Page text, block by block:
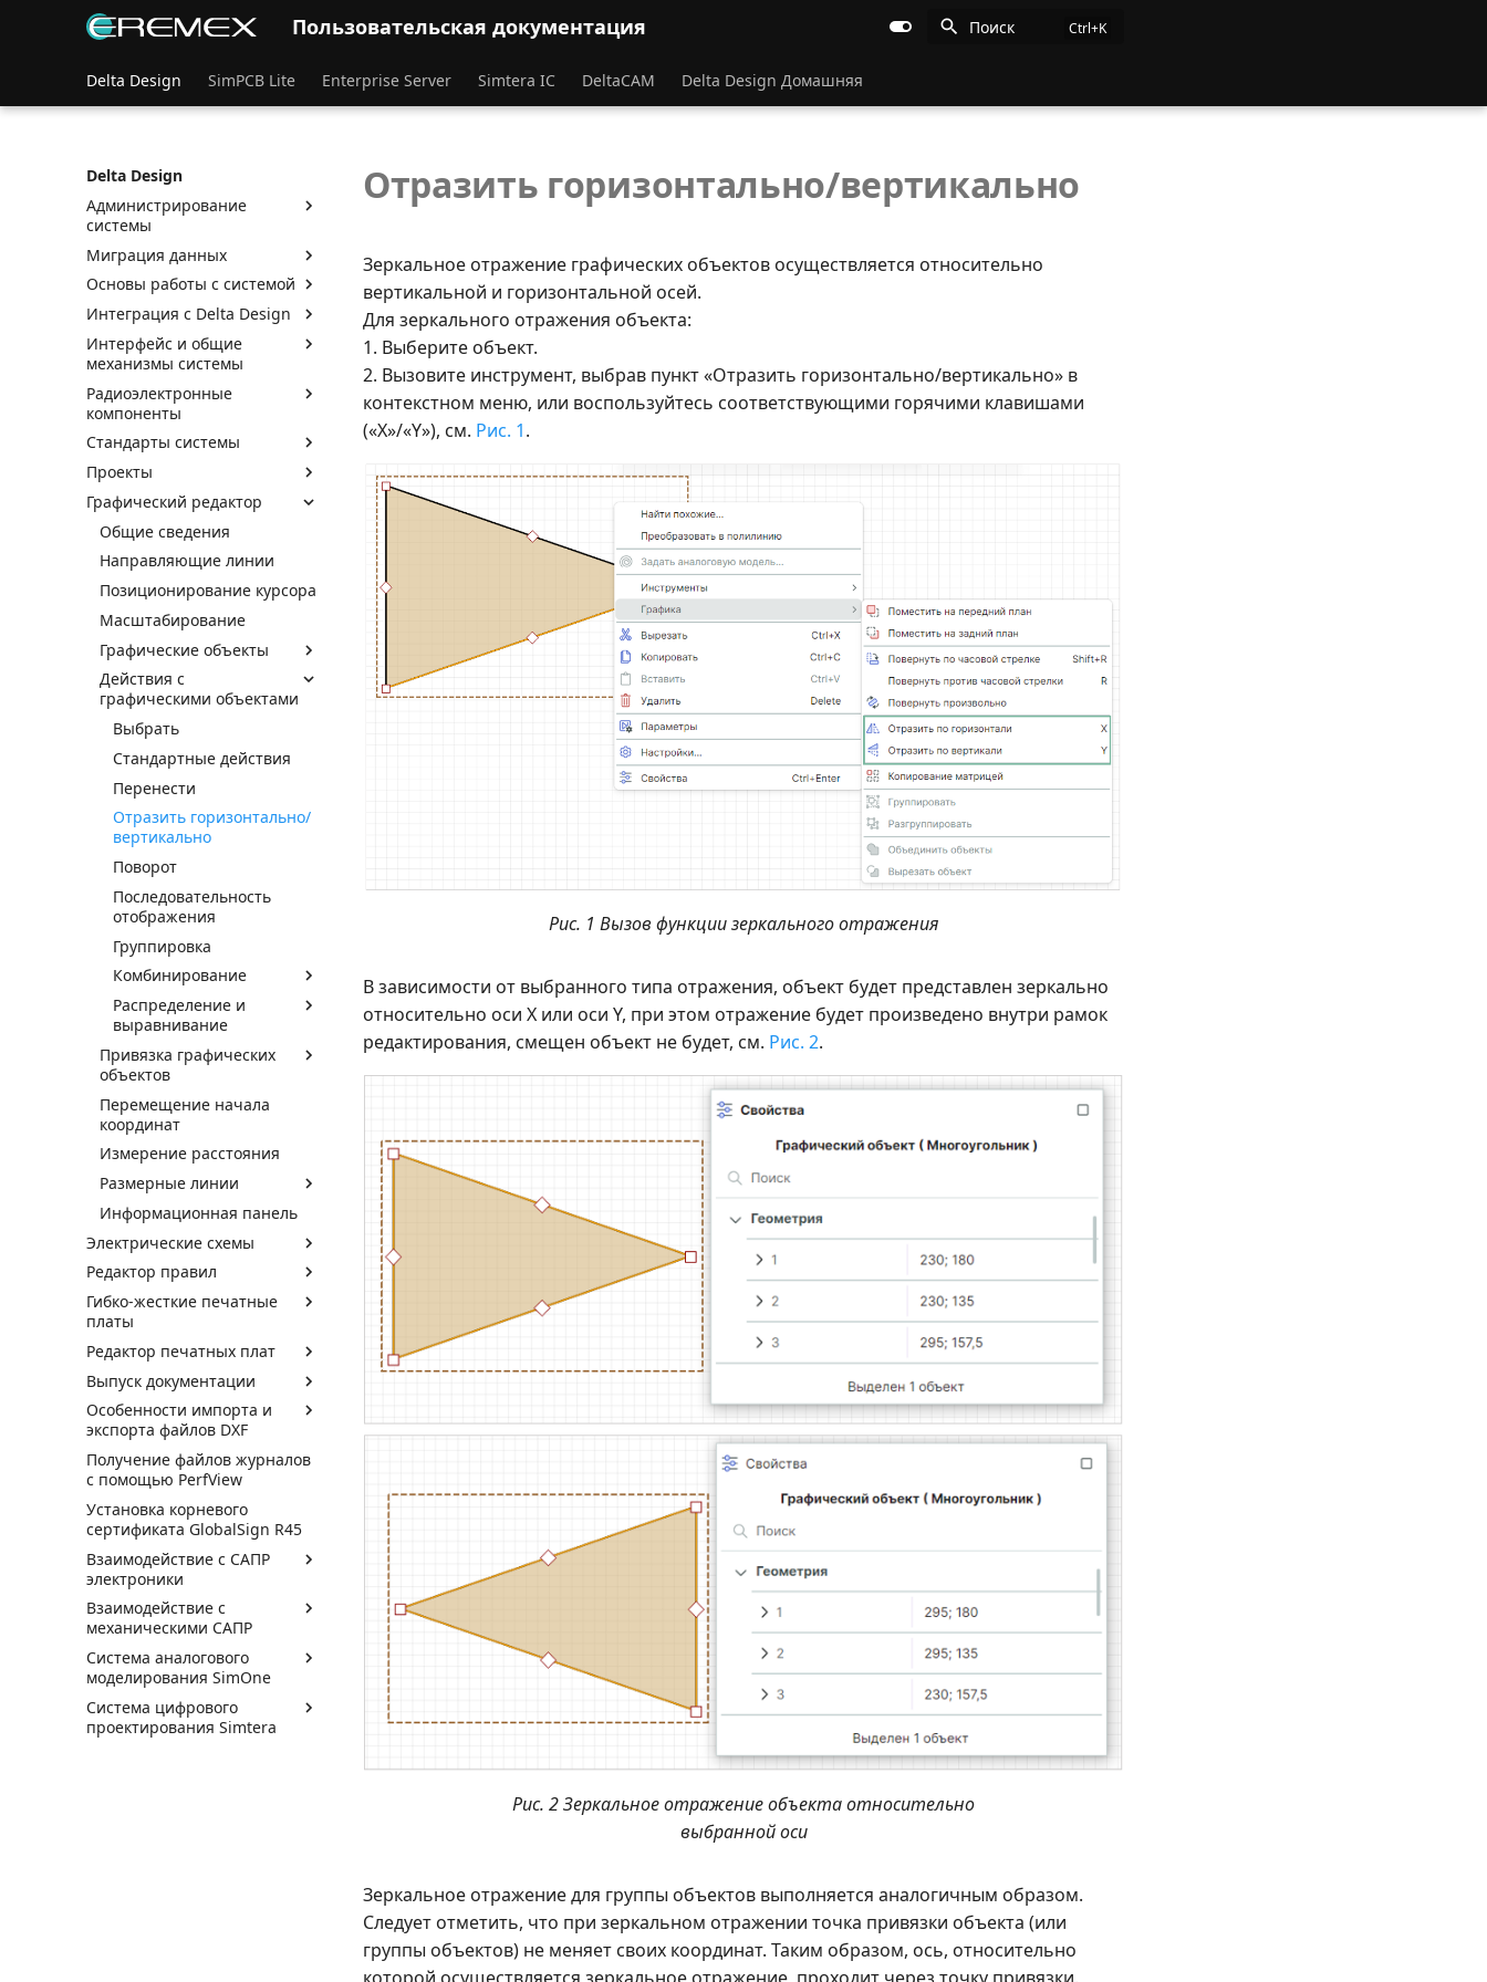
Пользовательская документация Поиск
Delta Design SimPCB Lite Enterprise Server Simtera IC DeltaCAM Delta Design Домашняя
Delta Design
Администрирование
системы
Миграция данных
Основы работы с системой
Интеграция с Delta Design
Интерфейс и общие
механизмы системы
Радиоэлектронные
компоненты
Стандарты системы
Проекты
Графический редактор
Общие сведения
Направляющие линии
Позиционирование курсора
Масштабирование
Графические объекты
Действия с
графическими объектами
Выбрать
Стандартные действия
Перенести
Отразить горизонтально/
вертикально
Поворот
Последовательность
отображения
Группировка
Комбинирование
Распределение и
выравнивание
Привязка графических
объектов
Перемещение начала
координат
Измерение расстояния
Размерные линии
Информационная панель
Электрические схемы
Редактор правил
Гибко-жесткие печатные
платы
Редактор печатных плат
Выпуск документации
Особенности импорта и
экспорта файлов DXF
Получение файлов журналов
с помощью PerfView
Установка корневого
сертификата GlobalSign R45
Взаимодействие с САПР
электроники
Взаимодействие с
механическими САПР
Система аналогового
моделирования SimOne
Система цифрового
проектирования Simtera
Отразить горизонтально/вертикально
Зеркальное отражение графических объектов осуществляется относительно
вертикальной и горизонтальной осей.
Для зеркального отражения объекта:
1. Выберите объект.
2. Вызовите инструмент, выбрав пункт «Отразить горизонтально/вертикально» в
контекстном меню, или воспользуйтесь соответствующими горячими клавишами
(«X»/«Y»), см. Рис. 1.
Рис. 1 Вызов функции зеркального отражения
В зависимости от выбранного типа отражения, объект будет представлен зеркально
относительно оси X или оси Y, при этом отражение будет произведено внутри рамок
редактирования, смещен объект не будет, см. Рис. 2.
Рис. 2 Зеркальное отражение объекта относительно
выбранной оси
Зеркальное отражение для группы объектов выполняется аналогичным образом.
Следует отметить, что при зеркальном отражении точка привязки объекта (или
группы объектов) не меняет своих координат. Таким образом, ось, относительно